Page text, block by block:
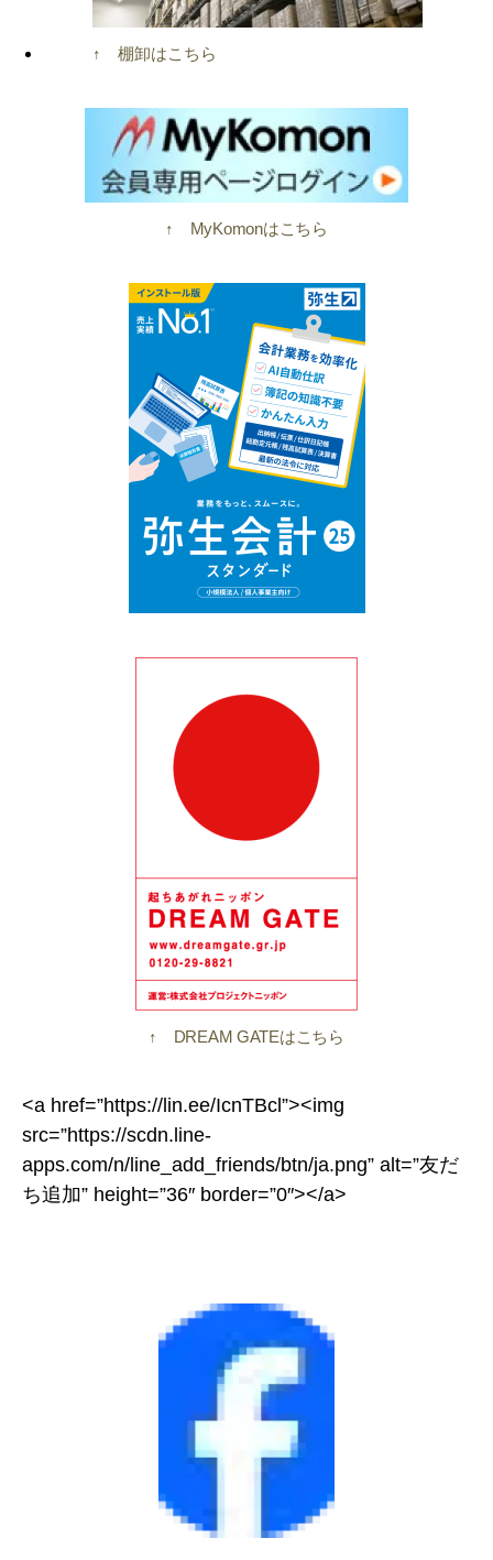
↑ 棚卸はこちら
↑ MyKomonはこちら
↑ DREAM GATEはこちら
<a href=”https://lin.ee/IcnTBcl”><img
src=”https://scdn.line-
apps.com/n/line_add_friends/btn/ja.png” alt=”友だ
ち追加” height=”36″ border=”0″></a>